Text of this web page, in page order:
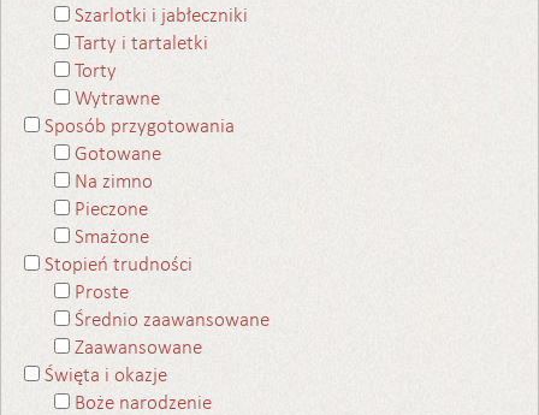
Szarlotki i jabłeczniki
Tarty i tartaletki
Torty
Wytrawne
Sposób przygotowania
Gotowane
Na zimno
Pieczone
Smażone
Stopień trudności
Proste
Średnio zaawansowane
Zaawansowane
Święta i okazje
Boże narodzenie